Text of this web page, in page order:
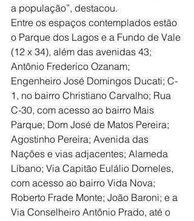
a população”, destacou.
Entre os espaços contemplados estão
o Parque dos Lagos e a Fundo de Vale
(12 x 34), além das avenidas 43;
Antônio Frederico Ozanam;
Engenheiro José Domingos Ducati; C-
1, no bairro Christiano Carvalho; Rua
C-30, com acesso ao bairro Mais
Parque; Dom José de Matos Pereira;
Agostinho Pereira; Avenida das
Nações e vias adjacentes; Alameda
Líbano; Via Capitão Eulálio Dorneles,
com acesso ao bairro Vida Nova;
Roberto Frade Monte; João Baroni; e a
Via Conselheiro Antônio Prado, até o